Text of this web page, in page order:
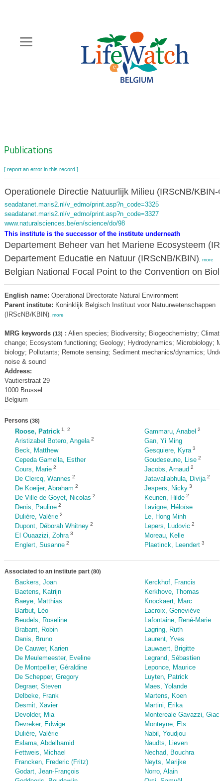
content
Zoeknavigatie
Publications
[ report an error in this record ]
Operationele Directie Natuurlijk Milieu (IRScNB/KBIN-
seadatanet.maris2.nl/v_edmo/print.asp?n_code=3325
seadatanet.maris2.nl/v_edmo/print.asp?n_code=3327
www.naturalsciences.be/en/science/do/98
This institute is the successor of the institute underneath
Departement Beheer van het Mariene Ecosysteem
Departement Educatie en Natuur (IRScNB/KBIN)
more
Belgian National Focal Point to the Convention on
English name: Operational Directorate Natural Environment
Parent institute: Koninklijk Belgisch Instituut voor Natuurwetenschappen
(IRScNB/KBIN), more
MRG keywords (13) : Alien species; Biodiversity; Biogeochemistry; Climate
change; Ecosystem functioning; Geology; Hydrodynamics; Microbiology;
biology; Pollutants; Remote sensing; Sediment mechanics/dynamics;
noise & sound
Address:
Vautierstraat 29
1000 Brussel
Belgium
Persons (38)
Roose, Patrick 1 2
Aristizabel Botero, Angela 2
Beck, Matthew
Cepeda Gamella, Esther
Cours, Marie 2
De Clercq, Wannes 2
De Koeijer, Abraham 2
De Ville de Goyet, Nicolas 2
Denis, Pauline 2
Dulière, Valérie 2
Dupont, Déborah Whitney 2
El Ouaazizi, Zohra 3
Englert, Susanne 2
Gammaru, Anabel 2
Gan, Yi Ming
Gesquiere, Kyra 3
Goudeseune, Lise 2
Jacobs, Arnaud 2
Jatavallabhula, Divija 2
Jespers, Nicky 3
Keunen, Hilde 2
Lavigne, Héloïse
Le, Hong Minh
Lepers, Ludovic 2
Moreau, Kelle
Plaetinck, Leendert 3
Associated to an institute part (80)
Backers, Joan
Baetens, Katrijn
Baeye, Matthias
Barbut, Léo
Beudels, Roseline
Brabant, Robin
Danis, Bruno
De Cauwer, Karien
De Meulemeester, Eveline
De Montpellier, Géraldine
De Schepper, Gregory
Degraer, Steven
Delbeke, Frank
Desmit, Xavier
Devolder, Mia
Devreker, Edwige
Dulière, Valérie
Eslama, Abdelhamid
Fettweis, Michael
Francken, Frederic (Fritz)
Godart, Jean-François
Kerckhof, Francis
Kerkhove, Thomas
Knockaert, Marc
Lacroix, Geneviève
Lafontaine, René-Marie
Lagring, Ruth
Laurent, Yves
Lauwaert, Brigitte
Legrand, Sébastien
Leponce, Maurice
Luyten, Patrick
Maes, Yolande
Martens, Koen
Martini, Erika
Montereale Gavazzi,
Monteyne, Els
Nabil, Youdjou
Naudts, Lieven
Nechad, Bouchra
Neyts, Marijke
Norro, Alain